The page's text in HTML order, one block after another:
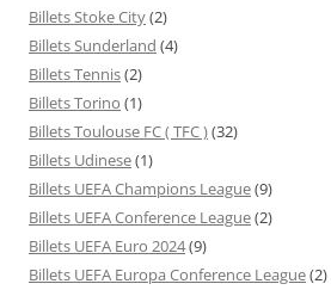
Billets Stoke City(2)
Billets Sunderland (4)
Billets Tennis(2)
Billets Torino (1)
Billets Toulouse FC ( TFC )(32)
Billets Udinese(1)
Billets UEFA Champions League(9)
Billets UEFA Conference League(2)
Billets UEFA Euro 2024(9)
Billets UEFA Europa Conference League(2)